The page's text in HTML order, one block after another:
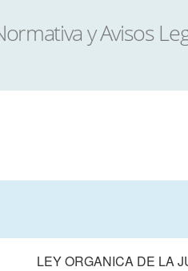
LEY ORGANICA DE LA